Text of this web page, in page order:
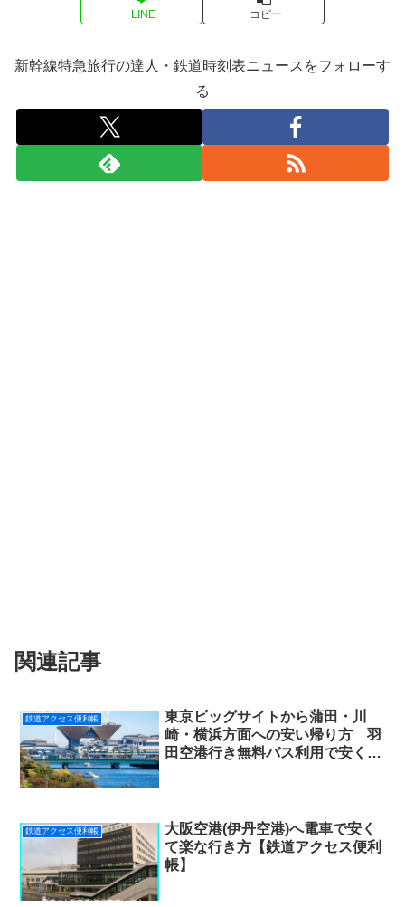
LINE コピー
新幹線特急旅行の達人・鉄道時刻表ニュースをフォローす
る
関連記事
鉄道アクセス便利帳
東京ビッグサイトから蒲田・川
崎・横浜方面への安い帰り方 羽
田空港行き無料バス利用で安く帰
鉄道アクセス便利帳
大阪空港(伊丹空港)へ電車で安く
て楽な行き方【鉄道アクセス便利
帳】